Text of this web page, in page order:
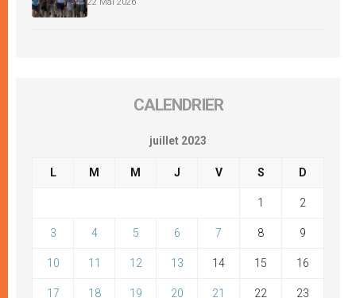
CALENDRIER
juillet 2023
L M M J V S D
1 2
3 4 5 6 7 8 9
10 11 12 13 14 15 16
17 18 19 20 21 22 23